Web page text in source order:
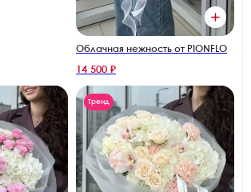
Облачная нежность от PIONFLO
14 500 ₽
Тренд